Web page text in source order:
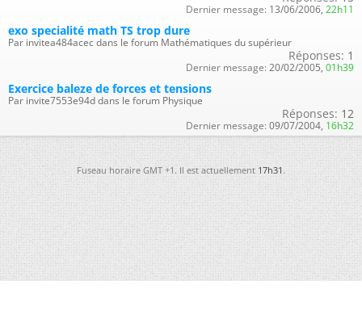
Dernier message: 13/06/2006, 22h11
exo specialité math TS trop dure
Par invitea484acec dans le forum Mathématiques du supérieur
Réponses: 1
Dernier message: 20/02/2005, 01h39
Exercice baleze de forces et tensions
Par invite7553e94d dans le forum Physique
Réponses: 12
Dernier message: 09/07/2004, 16h32
Fuseau horaire GMT +1. Il est actuellement17h31.